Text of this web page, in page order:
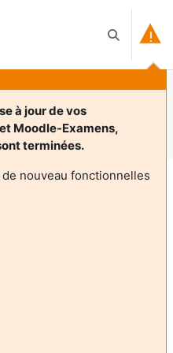
Keresési
à jour de vos
Moodle-Examens,
terminées.
nouveau fonctionnelles